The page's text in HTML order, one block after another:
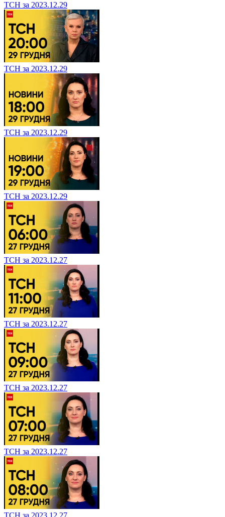
ТСН за 2023.12.29
ТСН за 2023.12.29
ТСН за 2023.12.29
ТСН за 2023.12.29
ТСН за 2023.12.27
ТСН за 2023.12.27
ТСН за 2023.12.27
ТСН за 2023.12.27
ТСН за 2023.12.27